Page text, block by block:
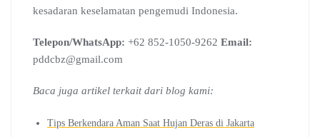
kesadaran keselamatan pengemudi Indonesia.
Telepon/WhatsApp: +62 852-1050-9262 Email:
pddcbz@gmail.com
Baca juga artikel terkait dari blog kami:
Tips Berkendara Aman Saat Hujan Deras di Jakarta